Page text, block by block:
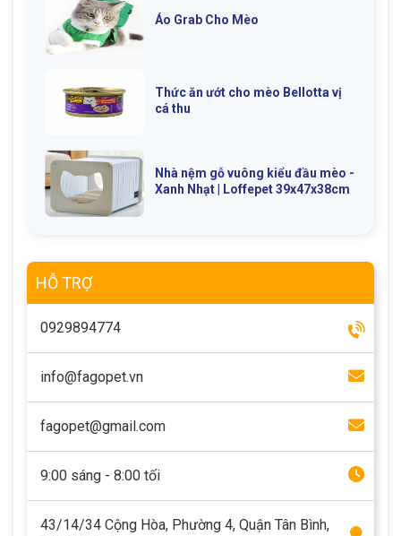
LIÊN HỆ
TỔNG ĐÀI TƯ VẤN
0929894774
Áo Grab Cho Mèo
Thức ăn ướt cho mèo Bellotta vị
cá thu
Nhà nệm gỗ vuông kiểu đầu mèo -
Xanh Nhạt | Loffepet 39x47x38cm
HỖ TRỢ
0929894774
info@fagopet.vn
fagopet@gmail.com
9:00 sáng - 8:00 tối
43/14/34 Cộng Hòa, Phường 4, Quận Tân Bình,